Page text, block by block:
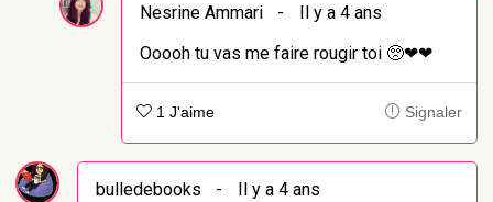
Nesrine Ammari -
Il y a 4 ans
Ooooh tu vas me faire rougir toi 🥺❤❤
1 J'aime Signaler
bulledebooks -
Il y a 4 ans